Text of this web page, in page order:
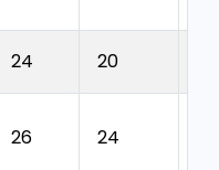
24 20
26 24